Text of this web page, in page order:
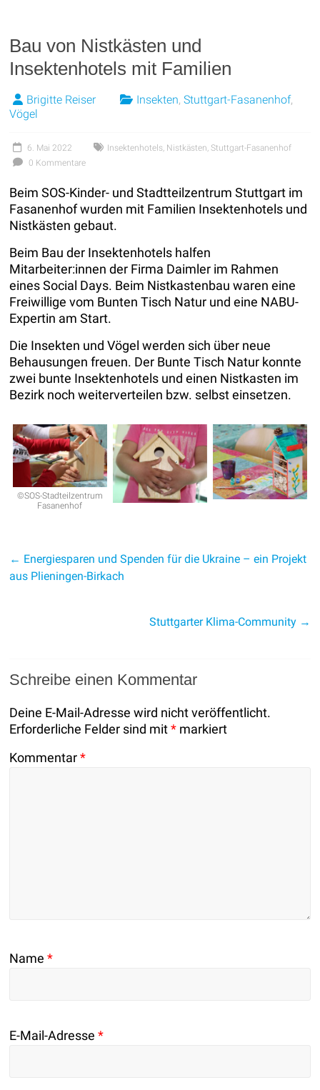
Bau von Nistkästen und
Insektenhotels mit Familien
Brigitte Reiser Insekten,Stuttgart-Fasanenhof,
Vögel
6. Mai 2022 Insektenhotels, Nistkästen, Stuttgart-Fasanenhof
0 Kommentare
Beim SOS-Kinder- und Stadtteilzentrum Stuttgart im
Fasanenhof wurden mit Familien Insektenhotels und
Nistkästen gebaut.
Beim Bau der Insektenhotels halfen
Mitarbeiter:innen der Firma Daimler im Rahmen
eines Social Days. Beim Nistkastenbau waren eine
Freiwillige vom Bunten Tisch Natur und eine NABU-
Expertin am Start.
Die Insekten und Vögel werden sich über neue
Behausungen freuen. Der Bunte Tisch Natur konnte
zwei bunte Insektenhotels und einen Nistkasten im
Bezirk noch weiterverteilen bzw. selbst einsetzen.
©SOS-Stadteilzentrum
Fasanenhof
← Energiesparen und Spenden für die Ukraine – ein Projekt
aus Plieningen-Birkach
Stuttgarter Klima-Community →
Schreibe einen Kommentar
Deine E-Mail-Adresse wird nicht veröffentlicht.
Erforderliche Felder sind mit* markiert
Kommentar*
Name*
E-Mail-Adresse*